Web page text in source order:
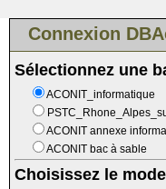
Connexion
Sélectionnez une
ACONIT_informatique
ACONIT annexe
ACONIT bac à sable
Choisissez le